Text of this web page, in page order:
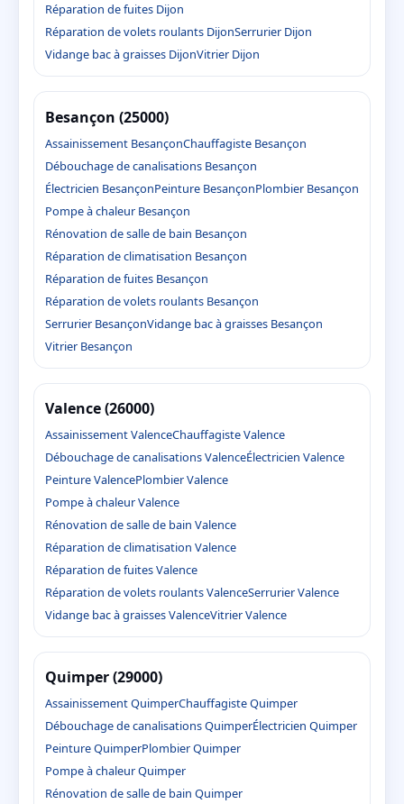
Réparation de fuites Dijon
Réparation de volets roulants DijonSerrurier Dijon
Vidange bac à graisses DijonVitrier Dijon
Besançon (25000)
Assainissement BesançonChauffagiste Besançon
Débouchage de canalisations Besançon
Électricien BesançonPeinture BesançonPlombier Besançon
Pompe à chaleur Besançon
Rénovation de salle de bain Besançon
Réparation de climatisation Besançon
Réparation de fuites Besançon
Réparation de volets roulants Besançon
Serrurier BesançonVidange bac à graisses Besançon
Vitrier Besançon
Valence (26000)
Assainissement ValenceChauffagiste Valence
Débouchage de canalisations ValenceÉlectricien Valence
Peinture ValencePlombier Valence
Pompe à chaleur Valence
Rénovation de salle de bain Valence
Réparation de climatisation Valence
Réparation de fuites Valence
Réparation de volets roulants ValenceSerrurier Valence
Vidange bac à graisses ValenceVitrier Valence
Quimper (29000)
Assainissement QuimperChauffagiste Quimper
Débouchage de canalisations QuimperÉlectricien Quimper
Peinture QuimperPlombier Quimper
Pompe à chaleur Quimper
Rénovation de salle de bain Quimper